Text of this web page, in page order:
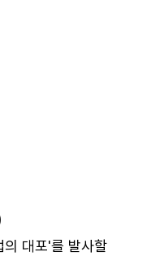
의 대포'를 발사할